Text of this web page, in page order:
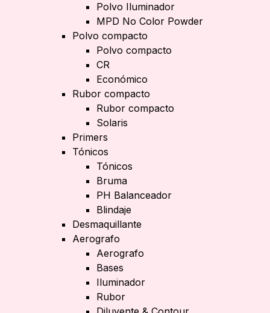
Polvo Iluminador
MPD No Color Powder
Polvo compacto
Polvo compacto
CR
Económico
Rubor compacto
Rubor compacto
Solaris
Primers
Tónicos
Tónicos
Bruma
PH Balanceador
Blindaje
Desmaquillante
Aerografo
Aerografo
Bases
Iluminador
Rubor